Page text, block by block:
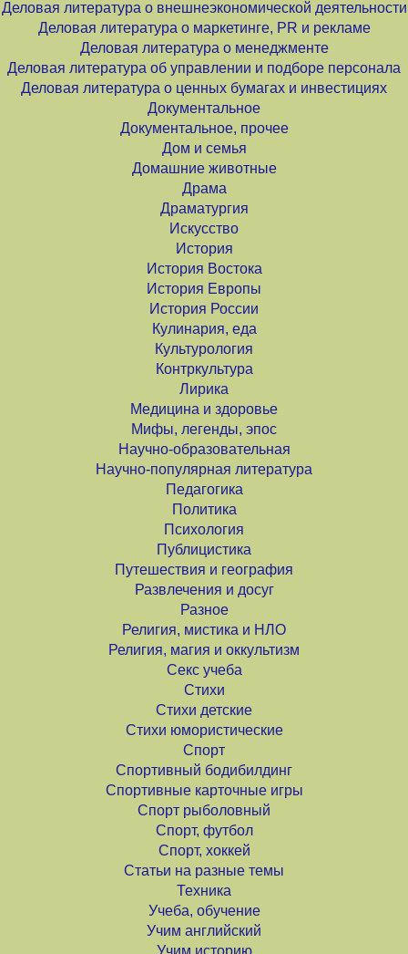
Деловая литература о внешнеэкономической деятельности
Деловая литература о маркетинге, PR и рекламе
Деловая литература о менеджменте
Деловая литература об управлении и подборе персонала
Деловая литература о ценных бумагах и инвестициях
Документальное
Документальное, прочее
Дом и семья
Домашние животные
Драма
Драматургия
Искусство
История
История Востока
История Европы
История России
Кулинария, еда
Культурология
Контркультура
Лирика
Медицина и здоровье
Мифы, легенды, эпос
Научно-образовательная
Научно-популярная литература
Педагогика
Политика
Психология
Публицистика
Путешествия и география
Развлечения и досуг
Разное
Религия, мистика и НЛО
Религия, магия и оккультизм
Секс учеба
Стихи
Стихи детские
Стихи юмористические
Спорт
Спортивный бодибилдинг
Спортивные карточные игры
Спорт рыболовный
Спорт, футбол
Спорт, хоккей
Статьи на разные темы
Техника
Учеба, обучение
Учим английский
Учим историю